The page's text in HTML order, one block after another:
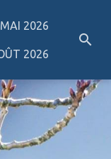
MAI 2026
2026